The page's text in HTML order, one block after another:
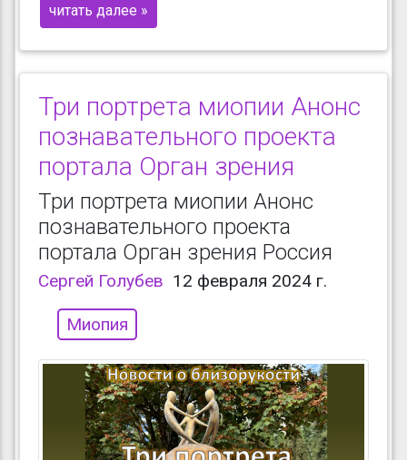
читать далее »
Три портрета миопии Анонс
познавательного проекта
портала Орган зрения
Три портрета миопии Анонс
познавательного проекта
портала Орган зрения Россия
Сергей Голубев 12 февраля 2024 г.
Миопия